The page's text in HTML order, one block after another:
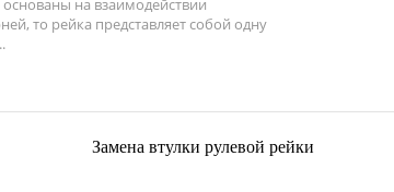
основаны на взаимодействии
то рейка представляет собой одну
Замена втулки рулевой рейки